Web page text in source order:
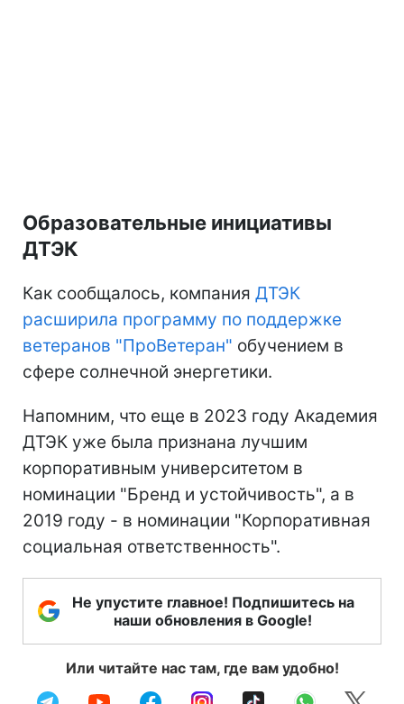
Образовательные инициативы
ДТЭК
Как сообщалось, компания ДТЭК
расширила программу по поддержке
ветеранов "ПроВетеран" обучением в
сфере солнечной энергетики.
Напомним, что еще в 2023 году Академия
ДТЭК уже была признана лучшим
корпоративным университетом в
номинации "Бренд и устойчивость", а в
2019 году - в номинации "Корпоративная
социальная ответственность".
Не упустите главное! Подпишитесь на
наши обновления в Google!
Или читайте нас там, где вам удобно!